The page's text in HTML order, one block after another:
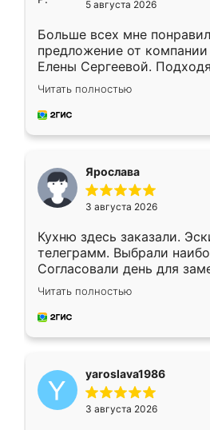
5 августа 2026
Больше всех мне
предложение от компании
Елены Сергеевой.
короткие сроки
для замера сотрудник
предложил по моему
Читать полностью
Ярослава
3 августа 2026
Кухню здесь заказали.
телеграмм. Выбрали
Согласовали день для
недели кухня была уже
довольны работой.
мебель за качественную
Читать полностью
yaroslava1986
3 августа 2026